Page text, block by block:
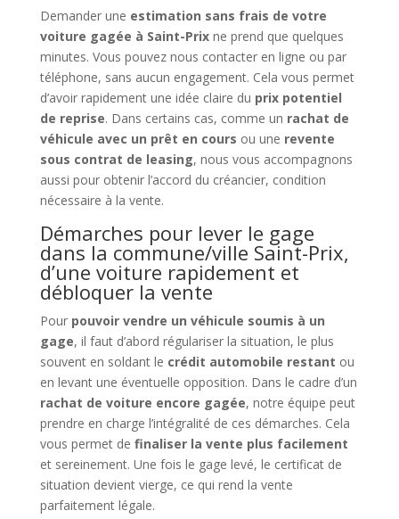
Demander une estimation sans frais de votre
voiture gagée à Saint-Prixne prend que quelques
minutes. Vous pouvez nous contacter en ligne ou par
téléphone, sans aucun engagement. Cela vous permet
d’avoir rapidement une idée claire du prix potentiel
de reprise. Dans certains cas, comme un rachat de
véhicule avec un prêt en cours ou une revente
sous contrat de leasing, nous vous accompagnons
aussi pour obtenir l’accord du créancier, condition
nécessaire à la vente.
Démarches pour lever le gage
dans la commune/ville Saint-Prix,
d’une voiture rapidement et
débloquer la vente
Pour pouvoir vendre un véhicule soumis à un
gage, il faut d’abord régulariser la situation, le plus
souvent en soldant le crédit automobile restant ou
en levant une éventuelle opposition. Dans le cadre d’un
rachat de voiture encore gagée, notre équipe peut
prendre en charge l’intégralité de ces démarches. Cela
vous permet de finaliser la vente plus facilement
et sereinement. Une fois le gage levé, le certificat de
situation devient vierge, ce qui rend la vente
parfaitement légale.